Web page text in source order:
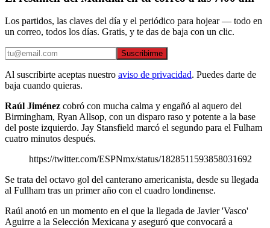
Los partidos, las claves del día y el periódico para hojear — todo en
un correo, todos los días. Gratis, y te das de baja con un clic.
Suscribirme
Al suscribirte aceptas nuestro aviso de privacidad. Puedes darte de
baja cuando quieras.
Raúl Jiménez cobró con mucha calma y engañó al aquero del
Birmingham, Ryan Allsop, con un disparo raso y potente a la base
del poste izquierdo. Jay Stansfield marcó el segundo para el Fulham
cuatro minutos después.
https://twitter.com/ESPNmx/status/1828511593858031692
Se trata del octavo gol del canterano americanista, desde su llegada
al Fullham tras un primer año con el cuadro londinense.
Raúl anotó en un momento en el que la llegada de Javier 'Vasco'
Aguirre a la Selección Mexicana y aseguró que convocará a